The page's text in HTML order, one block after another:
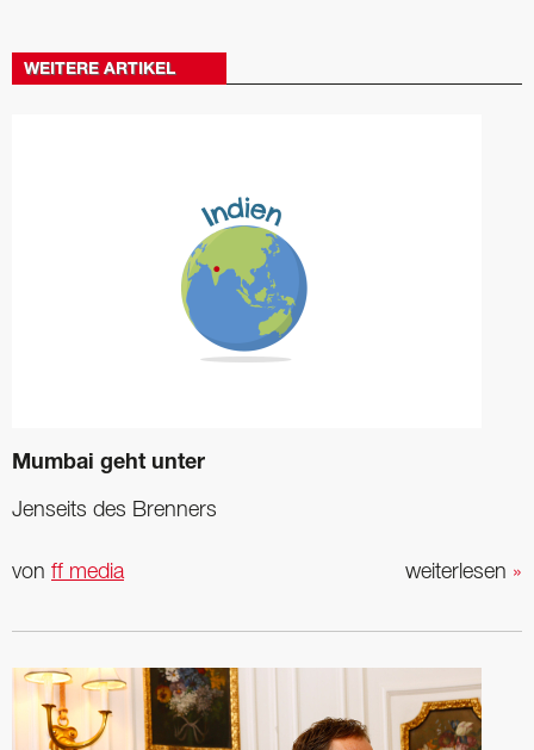
WEITERE ARTIKEL
Mumbai geht unter
Jenseits des Brenners
weiterlesen »
von ff media